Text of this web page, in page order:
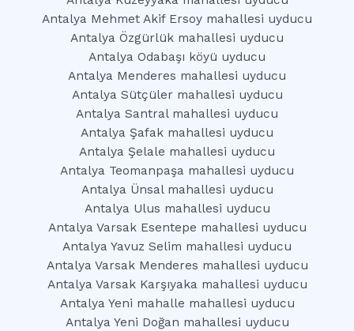
Antalya Mehmet Akif Ersoy mahallesi uyducu
Antalya Özgürlük mahallesi uyducu
Antalya Odabaşı köyü uyducu
Antalya Menderes mahallesi uyducu
Antalya Sütçüler mahallesi uyducu
Antalya Santral mahallesi uyducu
Antalya Şafak mahallesi uyducu
Antalya Şelale mahallesi uyducu
Antalya Teomanpaşa mahallesi uyducu
Antalya Ünsal mahallesi uyducu
Antalya Ulus mahallesi uyducu
Antalya Varsak Esentepe mahallesi uyducu
Antalya Yavuz Selim mahallesi uyducu
Antalya Varsak Menderes mahallesi uyducu
Antalya Varsak Karşıyaka mahallesi uyducu
Antalya Yeni mahalle mahallesi uyducu
Antalya Yeni Doğan mahallesi uyducu